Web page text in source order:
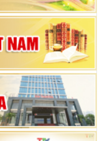
Ninh lần thứ nhất,
lần thứ 9, Quốc
thứ 24, HĐND tỉnh
nhiệm kỳ 2021 - 2026